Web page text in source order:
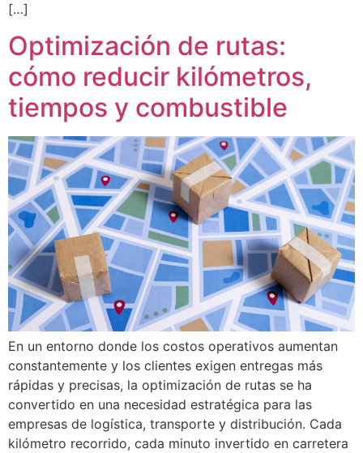
[…]
Optimización de rutas:
cómo reducir kilómetros,
tiempos y combustible
En un entorno donde los costos operativos aumentan
constantemente y los clientes exigen entregas más
rápidas y precisas, la optimización de rutas se ha
convertido en una necesidad estratégica para las
empresas de logística, transporte y distribución. Cada
kilómetro recorrido, cada minuto invertido en carretera